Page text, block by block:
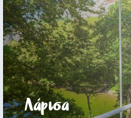
Λάρισα